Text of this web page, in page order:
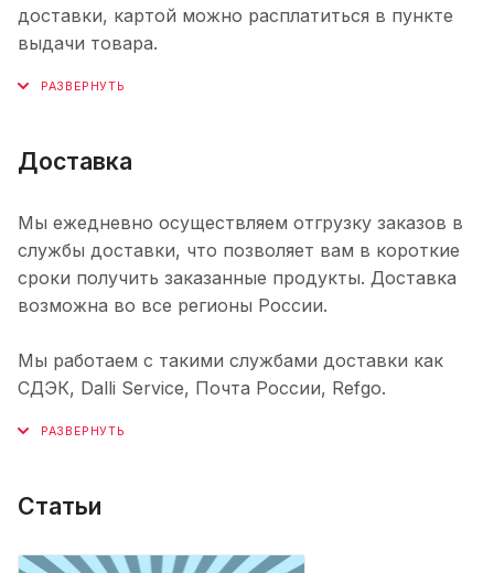
доставки, картой можно расплатиться в пункте
выдачи товара.
Доставка
Мы ежедневно осуществляем отгрузку заказов в
службы доставки, что позволяет вам в короткие
сроки получить заказанные продукты. Доставка
возможна во все регионы России.
Мы работаем с такими службами доставки как
СДЭК, Dalli Service, Почта России, Refgo.
Статьи